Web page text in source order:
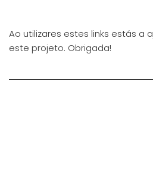
Ao utilizares estes links estás a
este projeto. Obrigada!